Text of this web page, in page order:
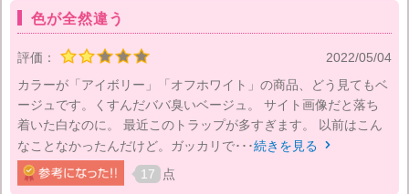
色が全然違う
評価：
2022/05/04
カラーが「アイボリー」「オフホワイト」の商品、どう見てもベ
ージュです。くすんだババ臭いベージュ。 サイト画像だと落ち
着いた白なのに。 最近このトラップが多すぎます。 以前はこん
なことなかったんだけど。ガッカリで･･･続きを見る 
17 点